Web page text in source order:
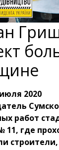
2020
работ
где
строители,